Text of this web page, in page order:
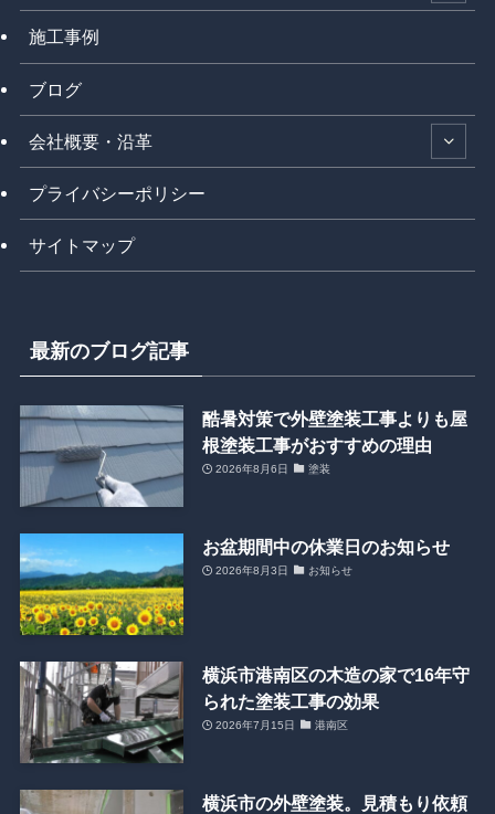
施工事例
ブログ
会社概要・沿革
プライバシーポリシー
サイトマップ
最新のブログ記事
酷暑対策で外壁塗装工事よりも屋
根塗装工事がおすすめの理由
2026年8月6日 塗装
お盆期間中の休業日のお知らせ
2026年8月3日 お知らせ
横浜市港南区の木造の家で16年守
られた塗装工事の効果
2026年7月15日 港南区
横浜市の外壁塗装。見積もり依頼